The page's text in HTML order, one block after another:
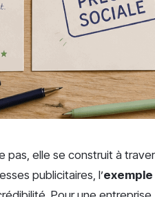
elle se construit à
publicitaires, l’